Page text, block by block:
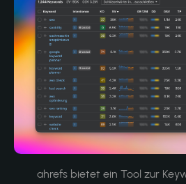
ahrefs bietet ein Tool zur